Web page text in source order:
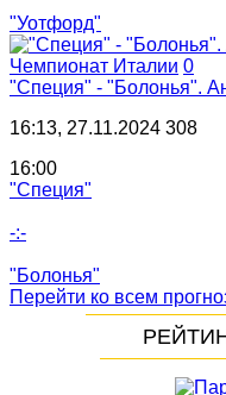
"Уотфорд"
Чемпионат Италии 0
"Специя" - "Болонья".
16:13, 27.11.2024 308
16:00
"Специя"
-:-
"Болонья"
Перейти ко всем